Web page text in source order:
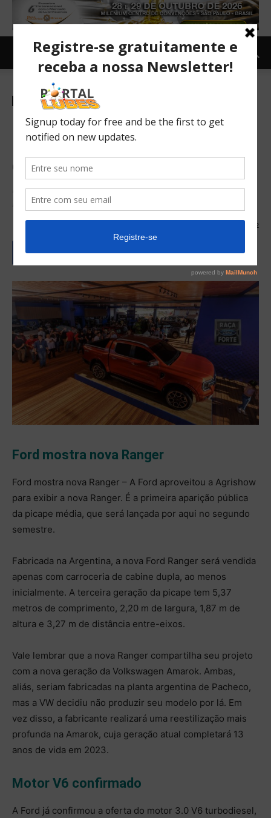
Carro e Moto Carro Notícias
Ford mostra nova Ranger e
projeta crescimento de 30%
em 2023
Picape média é a principal atração do estande da marca
na Agrishow
102
Ford mostra nova Ranger
Ford mostra nova Ranger – A Ford aproveitou a Agrishow
para exibir a nova Ranger. É a primeira aparição pública
da picape média, que será lançada por aqui no segundo
semestre.
Fabricada na Argentina, a nova Ford Ranger será vendida
apenas com carroceria de cabine dupla, ao menos
inicialmente. A terceira geração da picape tem 5,37
metros de comprimento, 2,20 m de largura, 1,87 m de
altura e 3,27 m de distância entre-eixos.
Vale lembrar que a nova Ranger compartilha seu projeto
com a nova geração da Volkswagen Amarok. Ambas,
aliás, seriam fabricadas na planta argentina de Pacheco,
mas a VW decidiu não produzir seu modelo por lá. Em
vez disso, a fabricante realizará uma reestilização mais
profunda na Amarok, cuja geração atual completará 13
anos de vida em 2023.
Motor V6 confirmado
A Ford já confirmou a oferta do motor 3.0 V6 turbodiesel,